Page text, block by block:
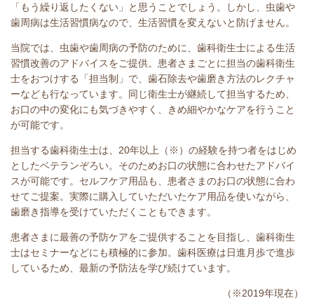
「もう繰り返したくない」と思うことでしょう。しかし、虫歯や
歯周病は生活習慣病なので、生活習慣を変えないと防げません。
当院では、虫歯や歯周病の予防のために、歯科衛生士による生活
習慣改善のアドバイスをご提供。患者さまごとに担当の歯科衛生
士をおつけする「担当制」で、歯石除去や歯磨き方法のレクチャ
ーなども行なっています。同じ衛生士が継続して担当するため、
お口の中の変化にも気づきやすく、きめ細やかなケアを行うこと
が可能です。
担当する歯科衛生士は、20年以上（※）の経験を持つ者をはじめ
としたベテランぞろい。そのためお口の状態に合わせたアドバイ
スが可能です。セルフケア用品も、患者さまのお口の状態に合わ
せてご提案。実際に購入していただいたケア用品を使いながら、
歯磨き指導を受けていただくこともできます。
患者さまに最善の予防ケアをご提供することを目指し、歯科衛生
士はセミナーなどにも積極的に参加。歯科医療は日進月歩で進歩
しているため、最新の予防法を学び続けています。
（※2019年現在）